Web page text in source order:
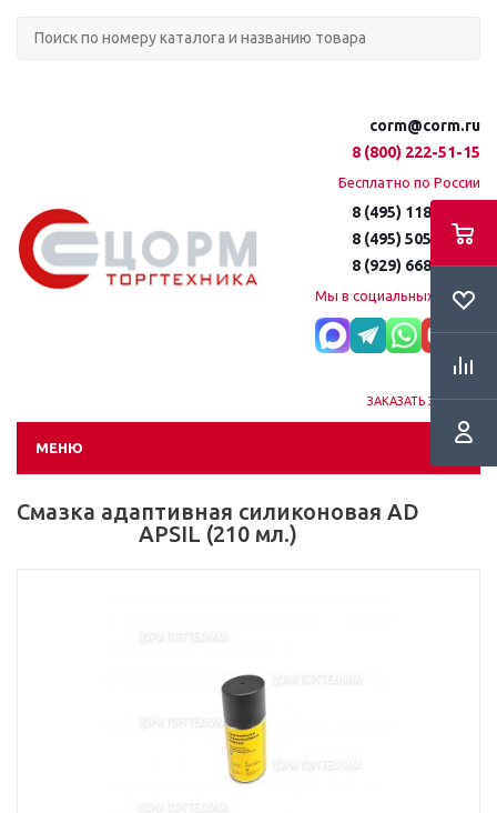
corm@corm.ru
8 (800) 222-51-15
Бесплатно по России
8 (495) 118-61-16
8 (495) 505-51-15
8 (929) 668-95-35
Мы в социальных сетях:
ЗАКАЗАТЬ ЗВОНОК
МЕНЮ
Смазка адаптивная силиконовая AD
APSIL (210 мл.)